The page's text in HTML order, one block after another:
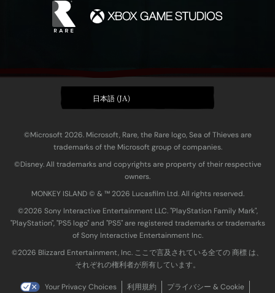
日本語 (JA)
©Microsoft 2026. Microsoft, Rare, the Rare logo, Sea of Thieves are
trademarks of the Microsoft group of companies.
©Disney. All trademarks and copyrights are property of their respective
owners.
MONKEY ISLAND © & ™ 20‍26 Lucasfilm Ltd. All rights reserved.
©2026 Sony Interactive Entertainment LLC. "PlayStation Family Mark",
"PlayStation", "PS5 logo" and "PS5" are registered trademarks or trademarks
of Sony Interactive Entertainment Inc.
©2026 Blizzard Entertainment, Inc. ここで言及されている全ての 商標 は、
それぞれの権利者が所有しています。
Your Privacy Choices 利用規約 プライバシー & Cookie